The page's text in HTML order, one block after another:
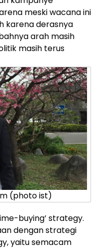
meski wacana ini
karena derasnya
arah masih
masih terus
(photo ist)
buying’ strategy.
dengan strategi
yaitu semacam